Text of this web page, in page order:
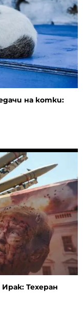
на котки:
Техеран